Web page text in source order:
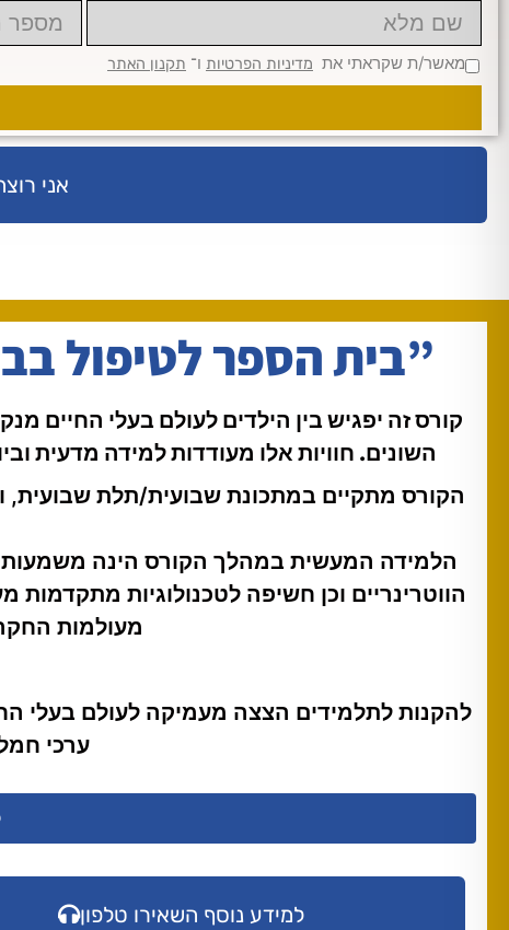
מאשר/ת שקראתי את מדיניות הפרטיות ו־ תקנון האתר
אני
”בית הספר לטיפול
קורס זה יפגיש בין הילדים לעולם בעלי החיים
השונים. חוויות אלו מעודדות למידה מדעית
הקורס מתקיים במתכונת שבועית/תלת שבועית,
הלמידה המעשית במהלך הקורס הינה
הווטרינריים וכן חשיפה לטכנולוגיות
מעולמות
להקנות לתלמידים הצצה מעמיקה לעולם בעלי
ערכי
למידע נוסף השאירו טלפון